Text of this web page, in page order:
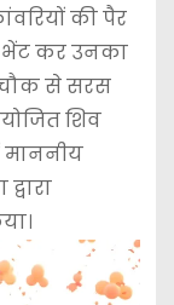
की पैर
भेंट कर उनका
चौक से सरस
शिव
माननीय